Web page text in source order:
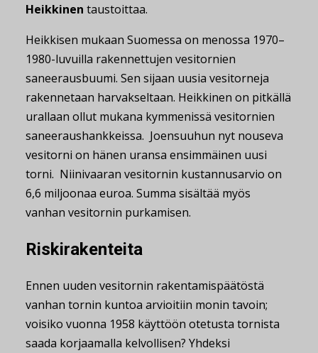
Heikkinen taustoittaa.
Heikkisen mukaan Suomessa on menossa 1970–
1980-luvuilla rakennettujen vesitornien
saneerausbuumi. Sen sijaan uusia vesitorneja
rakennetaan harvakseltaan. Heikkinen on pitkällä
urallaan ollut mukana kymmenissä vesitornien
saneeraushankkeissa. Joensuuhun nyt nouseva
vesitorni on hänen uransa ensimmäinen uusi
torni. Niinivaaran vesitornin kustannusarvio on
6,6 miljoonaa euroa. Summa sisältää myös
vanhan vesitornin purkamisen.
Riskirakenteita
Ennen uuden vesitornin rakentamispäätöstä
vanhan tornin kuntoa arvioitiin monin tavoin;
voisiko vuonna 1958 käyttöön otetusta tornista
saada korjaamalla kelvollisen? Yhdeksi